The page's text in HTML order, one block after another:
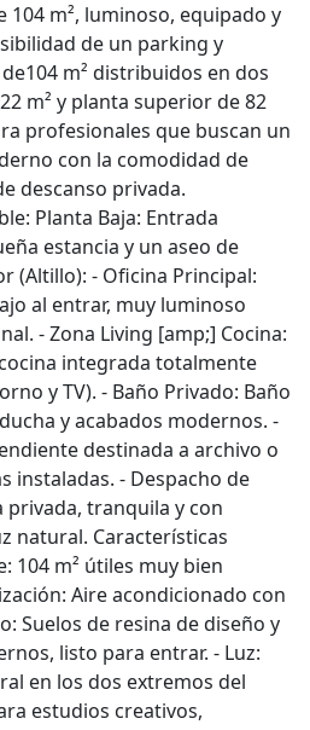
104 m², luminoso, equipado y
de un parking y
m² distribuidos en dos
m² y planta superior de 82
profesionales que buscan un
con la comodidad de
descanso privada.
Planta Baja: Entrada
estancia y un aseo de
(Altillo): - Oficina Principal:
al entrar, muy luminoso
- Zona Living [amp;] Cocina:
integrada totalmente
y TV). - Baño Privado: Baño
y acabados modernos. -
destinada a archivo o
instaladas. - Despacho de
privada, tranquila y con
natural. Características
104 m² útiles muy bien
Aire acondicionado con
Suelos de resina de diseño y
listo para entrar. - Luz:
en los dos extremos del
estudios creativos,